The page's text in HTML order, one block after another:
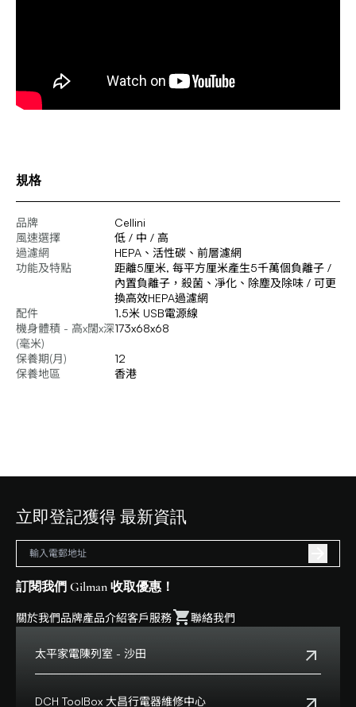
規格
品牌
Cellini
風速選擇
低 / 中 / 高
過濾網
HEPA、活性碳、前層濾網
功能及特點
距離5厘米, 每平方厘米產生5千萬個負離子 /
內置負離子，殺菌、凈化、除塵及除味 / 可更
換高效HEPA過濾網
配件
1.5米 USB電源線
機身體積 - 高x闊x深
(毫米)
173x68x68
保養期(月)
12
保養地區
香港
立即登記獲得 最新資訊
訂閱我們 Gilman 收取優惠！
關於我們品牌產品介紹客戶服務 聯絡我們
太平家電陳列室 - 沙田
地址:
沙田鄉事會路138號HomeSquare 357-358舖
DCH ToolBox 大昌行電器維修中心